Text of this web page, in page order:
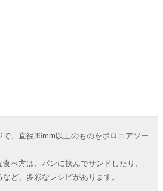
、直径36mm以上のものをボロニアソー
べ方は、パンに挟んでサンドしたり、
ど、多彩なレシピがあります。